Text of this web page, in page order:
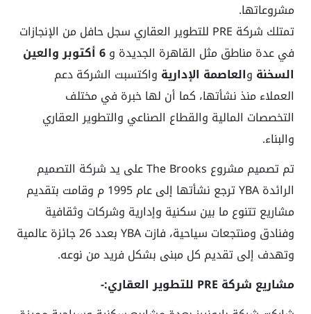
مشروعاتها.
تمتلك شركة PRE للتطوير العقاري سجل حافل من الإنجازات
في عدة مناطق مثل القاهرة الجديدة و
6 أكتوبر والعين
السخنة والعاصمة الإدارية واكتسبت الشركة دعم
العملاء منذ نشأتها، كما أن لها خبرة في مختلف
التخصصات المالية والقطاع الصناعي والتطوير العقاري
والبناء.
تم تصميم مشروع The Brooks على يد شركة التصميم
الرائدة YBA ترجع نشأتها إلى عام 1995 م وقامت بتقديم
مشاريع تتنوع ما بين سكنية وإدارية وشركات وثقافية
وفنادق ومنتجعات سياحية، فازت YBA بعدد 26 جائزة عالمية
وتهدف إلى تقديم كل مبنى بشكل فريد من نوعه.
مشاريع شركة PRE للتطوير العقاري:-